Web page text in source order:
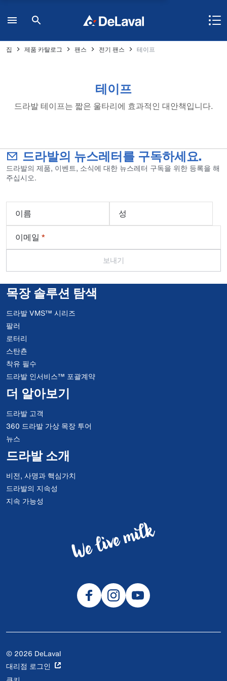
집 제품 카탈로그 팬스 전기 팬스 테이프
테이프
드라발 테이프는 짧은 울타리에 효과적인 대안책입니다.
드라발의 뉴스레터를 구독하세요.
드라발의 제품, 이벤트, 소식에 대한 뉴스레터 구독을 위한 등록을 해
주십시오.
이름
성
이메일 *
보내기
목장 솔루션 탐색
드라발 VMS™ 시리즈
팔러
로터리
스탄쵼
착유 필수
드라발 인서비스™ 포괄계약
더 알아보기
드라발 고객
360 드라발 가상 목장 투어
뉴스
드라발 소개
비전, 사명과 핵심가치
드라발의 지속성
지속 가능성
© 2026 DeLaval
대리점 로그인